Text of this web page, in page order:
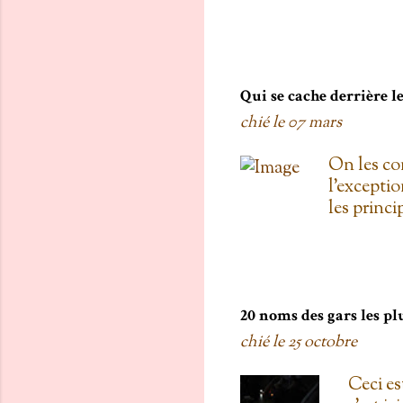
toi, on
pas de
as
qu'au
de
carré! 3.
Qui se cache derrière
chié le07 mars
On les
les
la loi )
Home
20 noms des gars les
chié le25 octobre
Ceci